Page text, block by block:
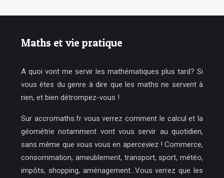
Maths et vie pratique
A quoi vont me servir les mathématiques plus tard? Si
vous êtes du genre à dire que les maths ne servent à
rien, et bien détrompez-vous !
Sur accromaths.fr vous verrez comment le calcul et la
géométrie notamment vont vous servir au quotidien,
sans même que vous vous en aperceviez ! Commerce,
consommation, ameublement, transport, sport, météo,
impôts, shopping, aménagement…Vous verrez que les